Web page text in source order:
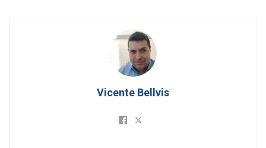
Vicente Bellvis